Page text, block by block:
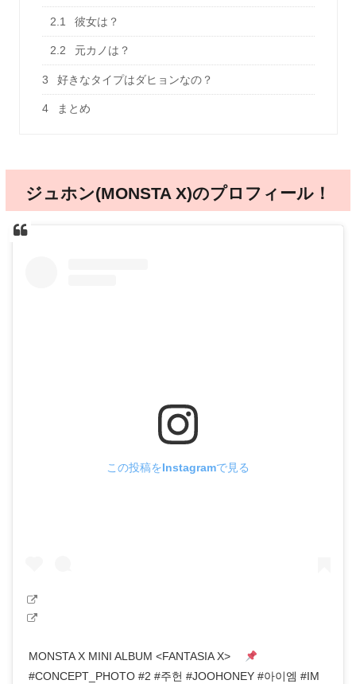
2.1 彼女は？
2.2 元カノは？
3 好きなタイプはダヒョンなの？
4 まとめ
ジュホン(MONSTA X)のプロフィール！
この投稿をInstagramで見る
MONSTA X MINI ALBUM <FANTASIA X> ⠀
#CONCEPT_PHOTO #2 #주헌 #JOOHONEY #아이엠 #IM